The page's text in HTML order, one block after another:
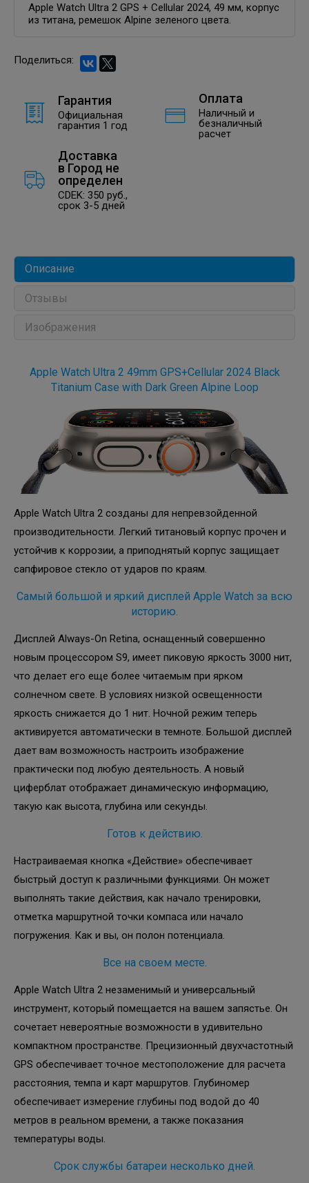
Apple Watch Ultra 2 GPS + Cellular 2024, 49 мм, корпус
из титана, ремешок Alpine зеленого цвета.
Поделиться:
Гарантия
Официальная
гарантия 1 год
Оплата
Наличный и
безналичный
расчет
Доставка
в Город не
определен
CDEK: 350 руб.,
срок 3-5 дней
Описание
Отзывы
Изображения
Apple Watch Ultra 2 49mm GPS+Cellular 2024 Black
Titanium Case with Dark Green Alpine Loop
Apple Watch Ultra 2 созданы для непревзойденной
производительности. Легкий титановый корпус прочен и
устойчив к коррозии, а приподнятый корпус защищает
сапфировое стекло от ударов по краям.
Самый большой и яркий дисплей Apple Watch за всю
историю.
Дисплей Always-On Retina, оснащенный совершенно
новым процессором S9, имеет пиковую яркость 3000 нит,
что делает его еще более читаемым при ярком
солнечном свете. В условиях низкой освещенности
яркость снижается до 1 нит. Ночной режим теперь
активируется автоматически в темноте. Большой дисплей
дает вам возможность настроить изображение
практически под любую деятельность. А новый
циферблат отображает динамическую информацию,
такую как высота, глубина или секунды.
Готов к действию.
Настраиваемая кнопка «Действие» обеспечивает
быстрый доступ к различными функциями. Он может
выполнять такие действия, как начало тренировки,
отметка маршрутной точки компаса или начало
погружения. Как и вы, он полон потенциала.
Все на своем месте.
Apple Watch Ultra 2 незаменимый и универсальный
инструмент, который помещается на вашем запястье. Он
сочетает невероятные возможности в удивительно
компактном пространстве. Прецизионный двухчастотный
GPS обеспечивает точное местоположение для расчета
расстояния, темпа и карт маршрутов. Глубиномер
обеспечивает измерение глубины под водой до 40
метров в реальном времени, а также показания
температуры воды.
Срок службы батареи несколько дней.